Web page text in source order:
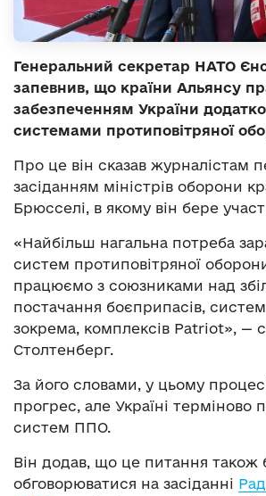
Генеральний секретар НАТО
запевнив, що країни Альянсу
забезпеченням України
системами протиповітряної
Про це він сказав журналістам
засіданням міністрів оборони
Брюсселі, в якому він бере
«Найбільш нагальна потреба
систем протиповітряної
працюємо з союзниками над
постачання боєприпасів,
зокрема, комплексів Patriot», —
Столтенберг.
За його словами, у цьому
прогрес, але Україні терміново
систем ППО.
Він додав, що це питання також
обговорюватися на засіданні